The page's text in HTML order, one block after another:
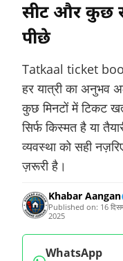
सीट और कुछ
पीछे
Tatkaal ticket
हर यात्री का अनुभव
कुछ मिनटों में टिकट
सिर्फ किस्मत है या
व्यवस्था को सही
ज़रूरी है।
Khabar Aangan
Published on: 16
2025
WhatsApp